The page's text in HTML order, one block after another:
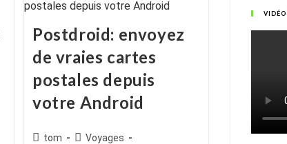
Postdroid: envoyez
de vraies cartes
postales depuis
votre Android
Auteur/autrice
tom
PostVoyages